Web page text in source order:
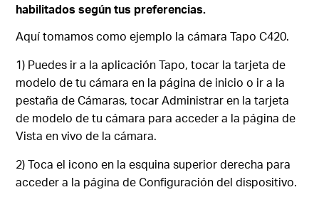
habilitados según tus preferencias.
Aquí tomamos como ejemplo la cámara Tapo C420.
1) Puedes ir a la aplicación Tapo, tocar la tarjeta de
modelo de tu cámara en la página de inicio o ir a la
pestaña de Cámaras, tocar Administrar en la tarjeta
de modelo de tu cámara para acceder a la página de
Vista en vivo de la cámara.
2) Toca el icono en la esquina superior derecha para
acceder a la página de Configuración del dispositivo.